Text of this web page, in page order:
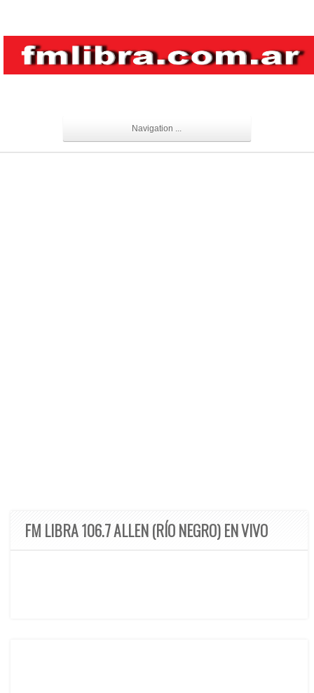
Navigation ...
FM LIBRA 106.7 ALLEN (RÍO NEGRO) EN VIVO